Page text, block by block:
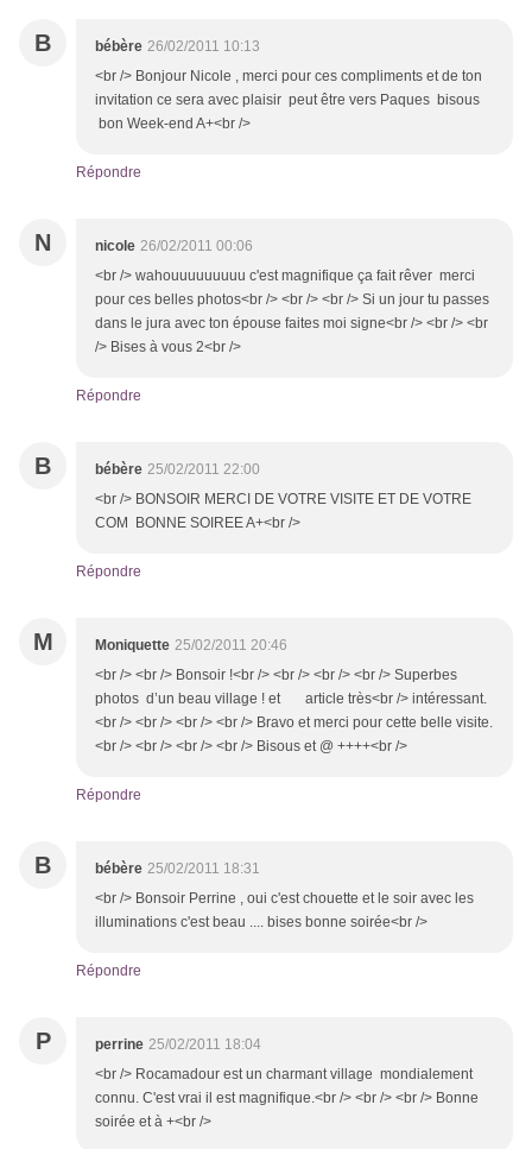
B bébère 26/02/2011 10:13
<br /> Bonjour Nicole , merci pour ces compliments et de ton
invitation ce sera avec plaisir peut être vers Paques bisous
bon Week-end A+<br />
Répondre
N nicole 26/02/2011 00:06
<br /> wahouuuuuuuuu c'est magnifique ça fait rêver merci
pour ces belles photos<br /> <br /> <br /> Si un jour tu passes
dans le jura avec ton épouse faites moi signe<br /> <br /> <br
/> Bises à vous 2<br />
Répondre
B bébère 25/02/2011 22:00
<br /> BONSOIR MERCI DE VOTRE VISITE ET DE VOTRE
COM BONNE SOIREE A+<br />
Répondre
M Moniquette 25/02/2011 20:46
<br /> <br /> Bonsoir !<br /> <br /> <br /> <br /> Superbes
photos d’un beau village ! et article très<br /> intéressant.
<br /> <br /> <br /> <br /> Bravo et merci pour cette belle visite.
<br /> <br /> <br /> <br /> Bisous et @ ++++<br />
Répondre
B bébère 25/02/2011 18:31
<br /> Bonsoir Perrine , oui c'est chouette et le soir avec les
illuminations c'est beau .... bises bonne soirée<br />
Répondre
P perrine 25/02/2011 18:04
<br /> Rocamadour est un charmant village mondialement
connu. C'est vrai il est magnifique.<br /> <br /> <br /> Bonne
soirée et à +<br />